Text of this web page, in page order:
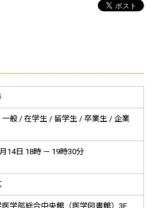
般 / 在学生 / 留学生 / 卒業生 / 企業
14日 18時 — 19時30分
学部総合中央館（医学図書館）3F